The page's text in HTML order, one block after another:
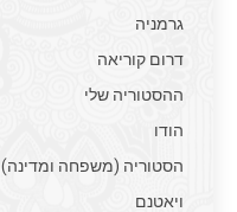
גרמניה
דרום קוריאה
ההסטוריה שלי
הודו
הסטוריה (משפחה ומדינה)
ויאטנם